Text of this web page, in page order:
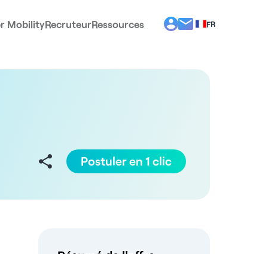
MobilityRecruteurRessources
FR
ES
Postuler en 1 clic